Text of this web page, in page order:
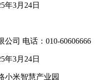
年3月24日
司 电话：010-60606666
年3月24日
小米智慧产业园